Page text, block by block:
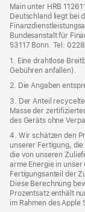
Main unter HRB
Deutschland liegt bei
Bundesanstalt für
53117 Bonn. Tel:
1. Eine drahtlose
Gebühren anfallen).
2. Die Angaben
3. Der Anteil
Masse der
des Geräts ohne
4. Wir schätzen den
unserer Fertigung, die
die von unseren
arme Energie in unser
Fertigungsanteil der
Diese Berechnung
Prozentsatz enthält
im Rahmen des Apple